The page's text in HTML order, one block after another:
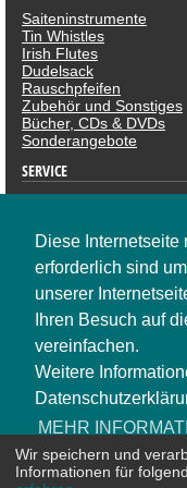
Diese Internetseite
erforderlich sind
unserer
Ihren Besuch auf
vereinfachen.
Weitere
MEHR
Saiteninstrumente
Tin Whistles
Irish Flutes
Dudelsack
Rauschpfeifen
Zubehör und Sonstiges
Bücher, CDs & DVDs
Sonderangebote
SERVICE
Widerruf
ZAHLUNGSARTEN
SOCIAL NETWORK
Wir speichern und
Informationen für